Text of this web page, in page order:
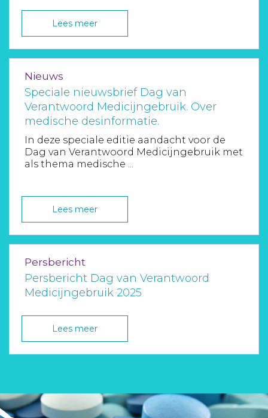
Lees meer
Nieuws
Speciale nieuwsbrief Dag van
Verantwoord Medicijngebruik. Over
medische desinformatie.
In deze speciale editie aandacht voor de
Dag van Verantwoord Medicijngebruik met
als thema medische ...
Lees meer
Persbericht
Persbericht Dag van Verantwoord
Medicijngebruik 2025
Lees meer